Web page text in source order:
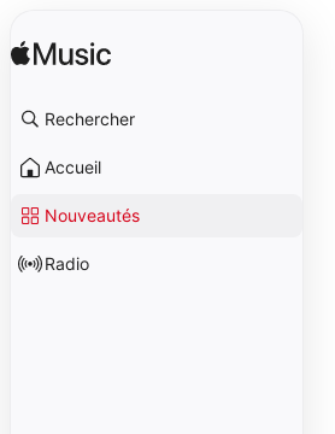
Rechercher
Accueil
Nouveautés
Radio